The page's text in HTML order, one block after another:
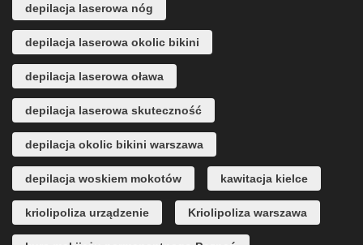
depilacja laserowa nóg
depilacja laserowa okolic bikini
depilacja laserowa oława
depilacja laserowa skuteczność
depilacja okolic bikini warszawa
depilacja woskiem mokotów kawitacja kielce
kriolipoliza urządzenie Kriolipoliza warszawa